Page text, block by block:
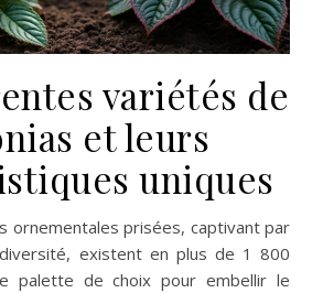
variétés de
et leurs
uniques
existent en plus de 1 800
palette de choix pour embellir le